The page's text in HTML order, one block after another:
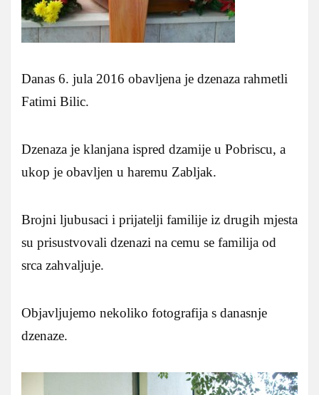
Danas 6. jula 2016 obavljena je dzenaza rahmetli
Fatimi Bilic.
Dzenaza je klanjana ispred dzamije u Pobriscu, a
ukop je obavljen u haremu Zabljak.
Brojni ljubusaci i prijatelji familije iz drugih mjesta
su prisustvovali dzenazi na cemu se familija od
srca zahvaljuje.
Objavljujemo nekoliko fotografija s danasnje
dzenaze.